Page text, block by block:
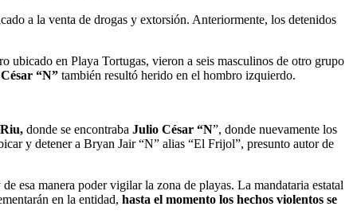
a la venta de drogas y extorsión. Anteriormente, los detenidos
ubicado en Playa Tortugas, vieron a seis masculinos de otro grupo
“N” también resultó herido en el hombro izquierdo.
donde se encontraba Julio César “N”, donde nuevamente los
y detener a Bryan Jair “N” alias “El Frijol”, presunto autor de
esa manera poder vigilar la zona de playas. La mandataria estatal
en la entidad, hasta el momento los hechos violentos se